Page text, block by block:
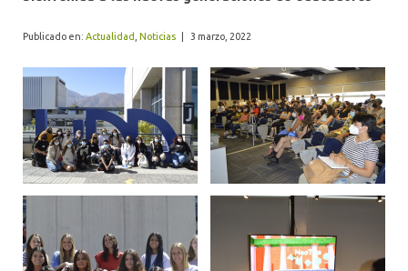
Publicado en: Actualidad Noticias 3 marzo, 2022